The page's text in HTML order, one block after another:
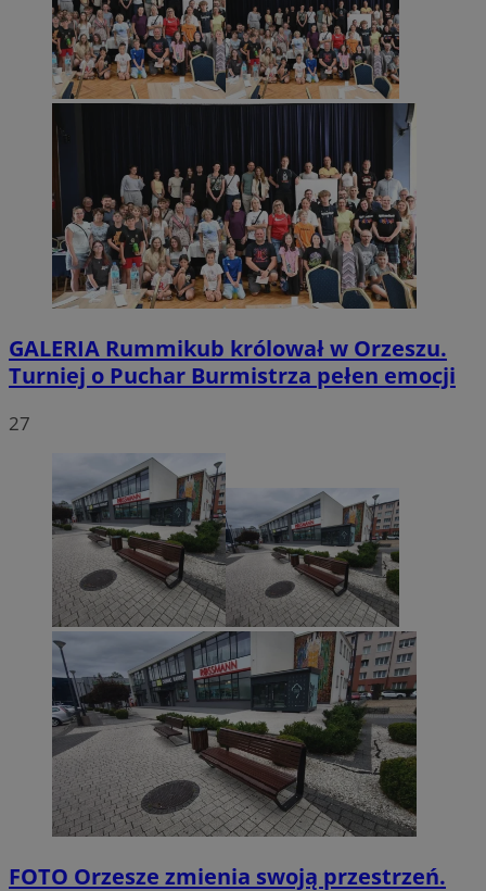
GALERIA Rummikub królował w Orzeszu.
Turniej o Puchar Burmistrza pełen emocji
27
FOTO Orzesze zmienia swoją przestrzeń.